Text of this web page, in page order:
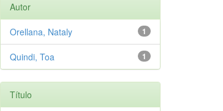
Autor
1
Orellana, Nataly
1
Quindi, Toa
Título